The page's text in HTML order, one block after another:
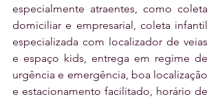
especialmente atraentes, como coleta
domiciliar e empresarial, coleta infantil
especializada com localizador de veias
e espaço kids, entrega em regime de
urgência e emergência, boa localização
e estacionamento facilitado, horário de